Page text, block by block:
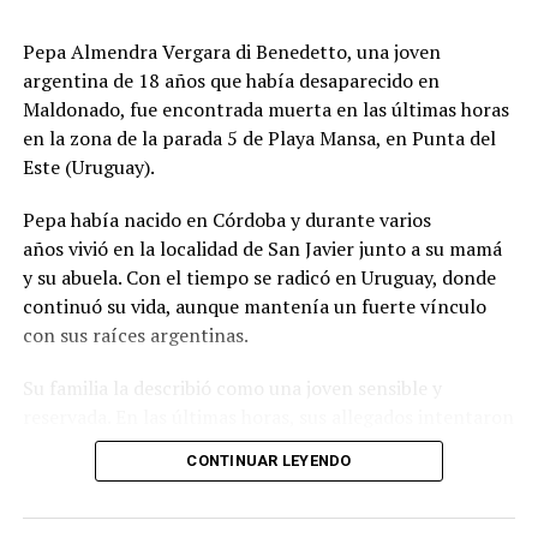
zona.
El ministro de Protección Civil, Nello Musumeci, advirtió
sobre la continuidad de la actividad sísmica y señaló que
“nuevos eventos de magnitud superior a 3 podrían
las autoridades locales, que mantienen el monitoreo
para detectar réplicas y coordinar asistencia donde haga
falta.
INGV confirmó los datos del sismo y la poca
profundidad, factores que explican por qué el terremoto
Pepa Almendra Vergara di Benedetto, una joven
argentina de 18 años que había desaparecido en
Maldonado, fue encontrada muerta en las últimas horas
en la zona de la parada 5 de Playa Mansa, en Punta del
Este (Uruguay).
Pepa había nacido en Córdoba y durante varios
años vivió en la localidad de San Javier junto a su mamá
y su abuela. Con el tiempo se radicó en Uruguay, donde
continuó su vida, aunque mantenía un fuerte vínculo
con sus raíces argentinas.
reconstruir qué pasó durante el lunes, cuando perdieron
contacto con ella y comenzó una búsqueda que terminó
CONTINUAR LEYENDO